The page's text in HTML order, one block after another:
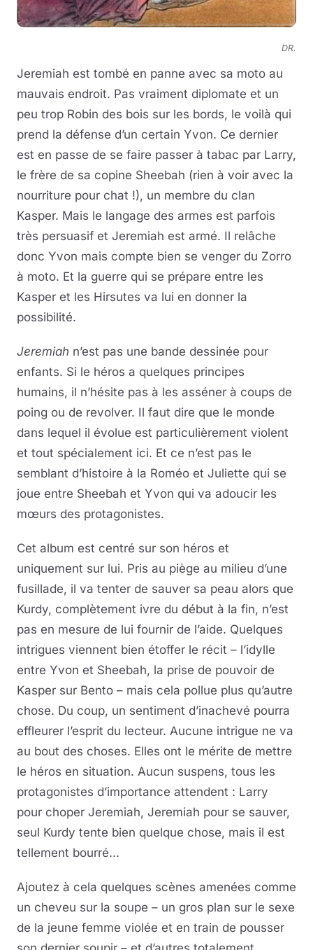
DR.
Jeremiah est tombé en panne avec sa moto au
mauvais endroit. Pas vraiment diplomate et un
peu trop Robin des bois sur les bords, le voilà qui
prend la défense d’un certain Yvon. Ce dernier
est en passe de se faire passer à tabac par Larry,
le frère de sa copine Sheebah (rien à voir avec la
nourriture pour chat !), un membre du clan
Kasper. Mais le langage des armes est parfois
très persuasif et Jeremiah est armé. Il relâche
donc Yvon mais compte bien se venger du Zorro
à moto. Et la guerre qui se prépare entre les
Kasper et les Hirsutes va lui en donner la
possibilité.
Jeremiah n’est pas une bande dessinée pour
enfants. Si le héros a quelques principes
humains, il n’hésite pas à les asséner à coups de
poing ou de revolver. Il faut dire que le monde
dans lequel il évolue est particulièrement violent
et tout spécialement ici. Et ce n’est pas le
semblant d’histoire à la Roméo et Juliette qui se
joue entre Sheebah et Yvon qui va adoucir les
mœurs des protagonistes.
Cet album est centré sur son héros et
uniquement sur lui. Pris au piège au milieu d’une
fusillade, il va tenter de sauver sa peau alors que
Kurdy, complètement ivre du début à la fin, n’est
pas en mesure de lui fournir de l’aide. Quelques
intrigues viennent bien étoffer le récit – l’idylle
entre Yvon et Sheebah, la prise de pouvoir de
Kasper sur Bento – mais cela pollue plus qu’autre
chose. Du coup, un sentiment d’inachevé pourra
effleurer l’esprit du lecteur. Aucune intrigue ne va
au bout des choses. Elles ont le mérite de mettre
le héros en situation. Aucun suspens, tous les
protagonistes d’importance attendent : Larry
pour choper Jeremiah, Jeremiah pour se sauver,
seul Kurdy tente bien quelque chose, mais il est
tellement bourré...
Ajoutez à cela quelques scènes amenées comme
un cheveu sur la soupe – un gros plan sur le sexe
de la jeune femme violée et en train de pousser